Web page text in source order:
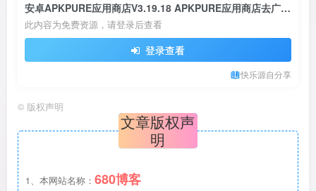
安卓APKPURE应用商店V3.19.18 APKPURE应用商店去广告绿色破解版
此内容为免费资源，请登录后查看
登录查看
快乐源自分享
© 版权声明
文章版权声
明
1、本网站名称： 680博客